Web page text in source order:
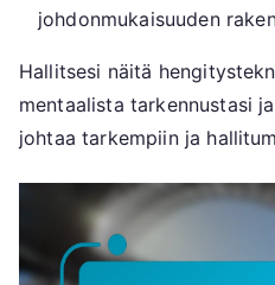
johdonmukaisuuden
Hallitsesi näitä
mentaalista tarkennustasi
johtaa tarkempiin ja